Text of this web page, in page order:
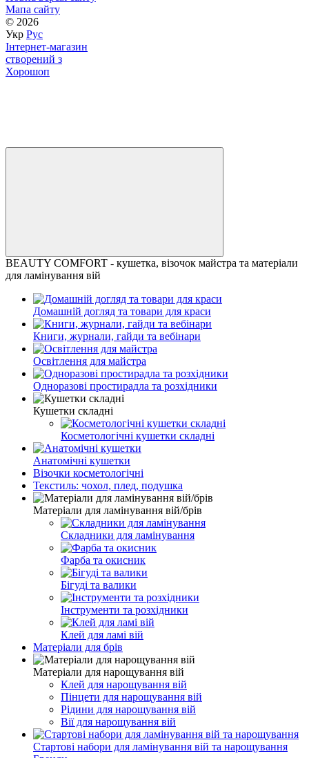
Мапа сайту
© 2026
Укр Рус
Інтернет-магазин
створений з
Хорошоп
BEAUTY COMFORT - кушетка, візочок майстра та матеріали
для ламінування вій
Домашній догляд та товари для краси
Книги, журнали, гайди та вебінари
Освітлення для майстра
Одноразові простирадла та розхідники
Кушетки складні
Косметологічні кушетки складні
Анатомічні кушетки
Візочки косметологічні
Текстиль: чохол, плед, подушка
Матеріали для ламінування вій/брів
Складники для ламінування
Фарба та окисник
Бігуді та валики
Інструменти та розхідники
Клей для ламі вій
Матеріали для брів
Матеріали для нарощування вій
Клей для нарощування вій
Пінцети для нарощування вій
Рідини для нарощування вій
Вії для нарощування вій
Стартові набори для ламінування вій та нарощування